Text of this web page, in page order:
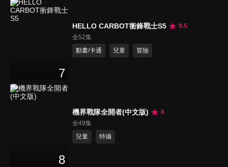
7
HELLO CARBOT衝鋒戰士S5
9.5
全52集
動畫/卡通
兒童 冒險
8
機界戰隊全開者(中文版)
8
全49集
兒童
特攝